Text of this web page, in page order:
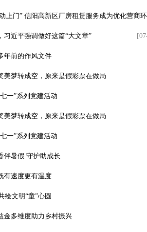
上门” 信阳高新区厂房租赁服务成为优化营商
习近平强调做好这篇“大文章”
年前的作风文件
美梦转成空，原来是假彩票在做局
一”系列党建活动
美梦转成空，原来是假彩票在做局
一”系列党建活动
伴暑假 守护助成长
有速度更有温度
绘文明“童”心圆
金多维度助力乡村振兴